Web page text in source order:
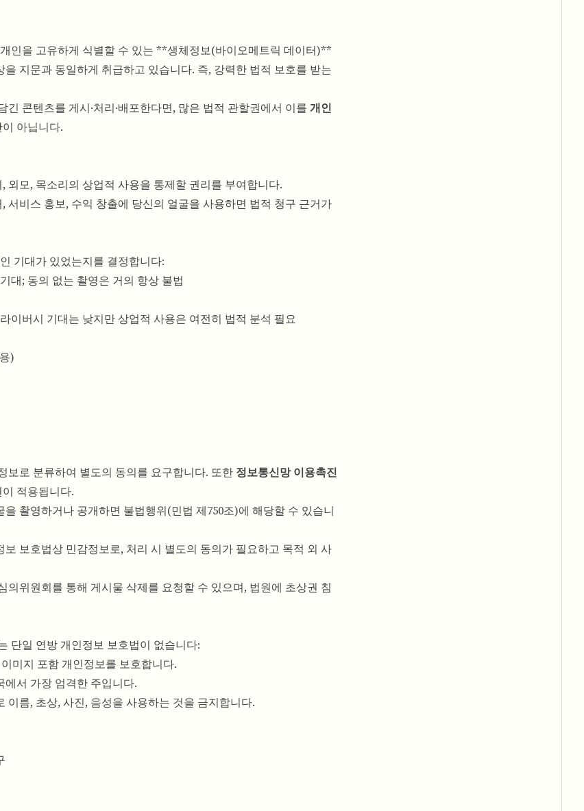
인을 고유하게 식별할 수 있는 **생체정보(바이오메트릭 데이터)**
지문과 동일하게 취급하고 있습니다. 즉, 강력한 법적 보호를 받는
콘텐츠를 게시·처리·배포한다면, 많은 법적 관할권에서 이를 개인
아닙니다.
모, 목소리의 상업적 사용을 통제할 권리를 부여합니다.
서비스 홍보, 수익 창출에 당신의 얼굴을 사용하면 법적 청구 근거가
기대가 있었는지를 결정합니다:
대; 동의 없는 촬영은 거의 항상 불법
이버시 기대는 낮지만 상업적 사용은 여전히 법적 분석 필요
)
보로 분류하여 별도의 동의를 요구합니다. 또한 정보통신망 이용촉진
적용됩니다.
촬영하거나 공개하면 불법행위(민법 제750조)에 해당할 수 있습니
보호법상 민감정보로, 처리 시 별도의 동의가 필요하고 목적 외 사
위원회를 통해 게시물 삭제를 요청할 수 있으며, 법원에 초상권 침
단일 연방 개인정보 보호법이 없습니다:
미지 포함 개인정보를 보호합니다.
서 가장 엄격한 주입니다.
이름, 초상, 사진, 음성을 사용하는 것을 금지합니다.